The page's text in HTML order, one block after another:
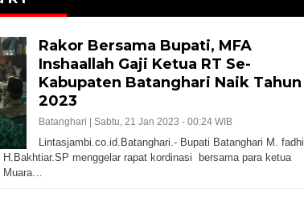
Rakor Bersama Bupati, MFA
Inshaallah Gaji Ketua RT Se-
Kabupaten Batanghari Naik Tahun
2023
Batanghari | Sabtu, 21 Jan 2023 - 00:24 WIB
Lintasjambi.co.id.Batanghari.- Bupati Batanghari M. fadhil
menggelar rapat kordinasi bersama para ketua
Muara…